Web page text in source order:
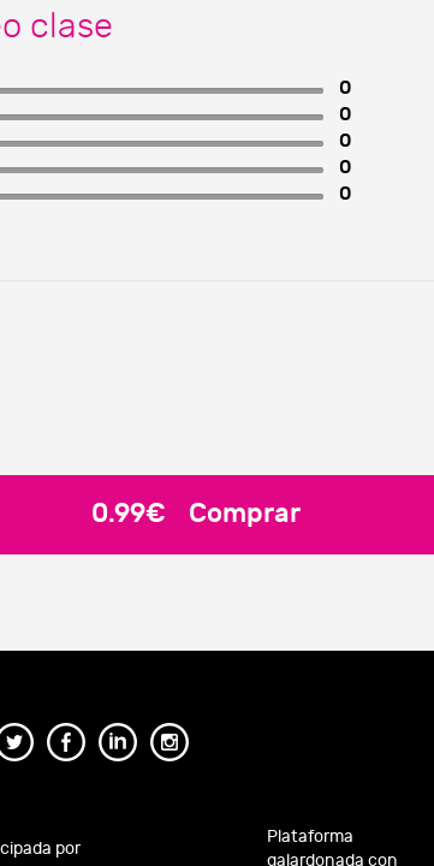
clase
0
0
0
0
0
0.99€ Comprar
por
Plataforma
galardonada con